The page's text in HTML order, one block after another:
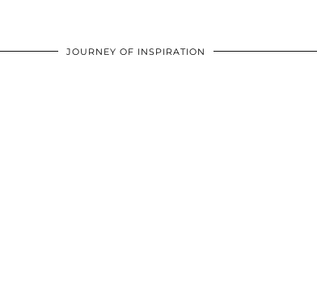
JOURNEY OF INSPIRATION